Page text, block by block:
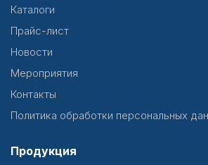
Каталоги
Прайс-лист
Новости
Мероприятия
Контакты
Политика обработки персональных
Продукция